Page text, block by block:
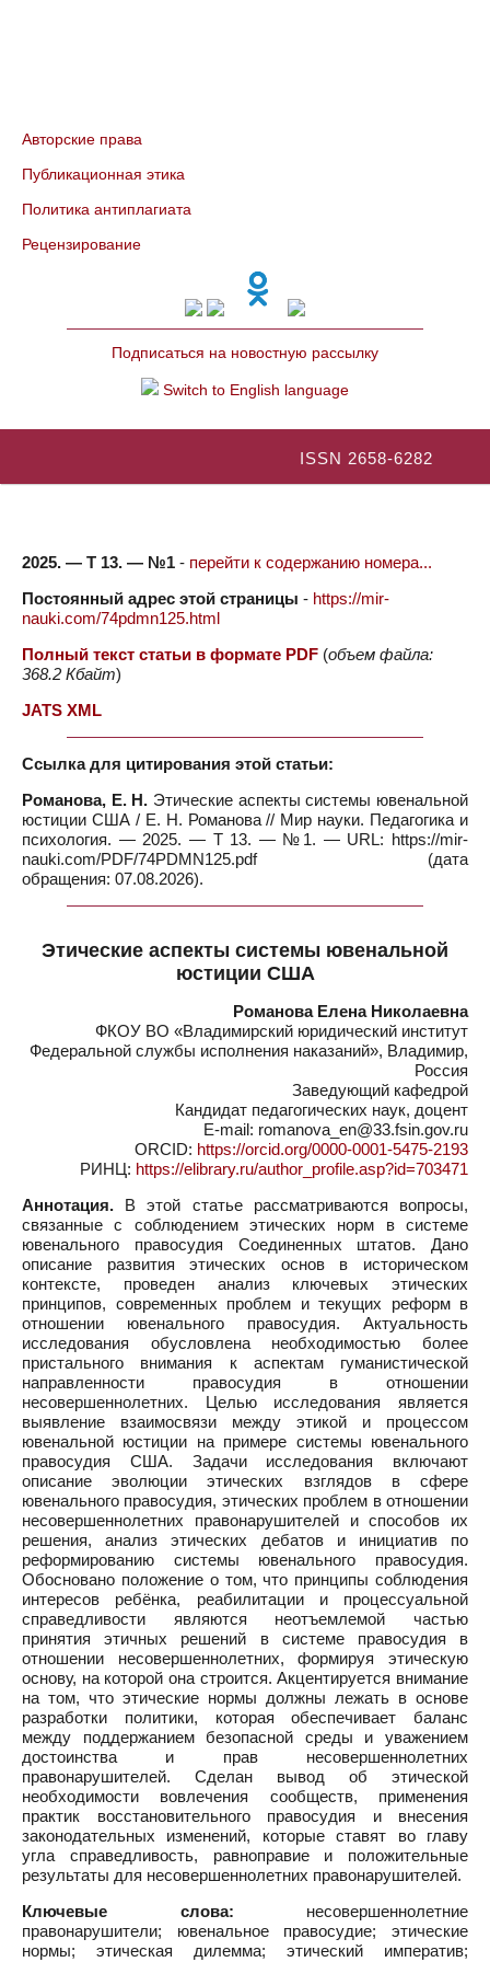
Авторские права
Публикационная этика
Политика антиплагиата
Рецензирование
Подписаться на новостную рассылку
Switch to English language
ISSN 2658-6282
2025. — Т 13. — №1 - перейти к содержанию номера...
Постоянный адрес этой страницы - https://mir-
nauki.com/74pdmn125.html
Полный текст статьи в формате PDF (объем файла:
368.2 Кбайт)
JATS XML
Ссылка для цитирования этой статьи:
Романова, Е. Н. Этические аспекты системы ювенальной
юстиции США / Е. Н. Романова // Мир науки. Педагогика и
психология. — 2025. — Т 13. — №1. — URL: https://mir-
nauki.com/PDF/74PDMN125.pdf (дата
обращения: 07.08.2026).
Этические аспекты системы ювенальной
юстиции США
Романова Елена Николаевна
ФКОУ ВО «Владимирский юридический институт
Федеральной службы исполнения наказаний», Владимир,
Россия
Заведующий кафедрой
Кандидат педагогических наук, доцент
E-mail: romanova_en@33.fsin.gov.ru
ORCID: https://orcid.org/0000-0001-5475-2193
РИНЦ: https://elibrary.ru/author_profile.asp?id=703471
Аннотация. В этой статье рассматриваются вопросы,
связанные с соблюдением этических норм в системе
ювенального правосудия Соединенных штатов. Дано
описание развития этических основ в историческом
контексте, проведен анализ ключевых этических
принципов, современных проблем и текущих реформ в
отношении ювенального правосудия. Актуальность
исследования обусловлена необходимостью более
пристального внимания к аспектам гуманистической
направленности правосудия в отношении
несовершеннолетних. Целью исследования является
выявление взаимосвязи между этикой и процессом
ювенальной юстиции на примере системы ювенального
правосудия США. Задачи исследования включают
описание эволюции этических взглядов в сфере
ювенального правосудия, этических проблем в отношении
несовершеннолетних правонарушителей и способов их
решения, анализ этических дебатов и инициатив по
реформированию системы ювенального правосудия.
Обосновано положение о том, что принципы соблюдения
интересов ребёнка, реабилитации и процессуальной
справедливости являются неотъемлемой частью
принятия этичных решений в системе правосудия в
отношении несовершеннолетних, формируя этическую
основу, на которой она строится. Акцентируется внимание
на том, что этические нормы должны лежать в основе
разработки политики, которая обеспечивает баланс
между поддержанием безопасной среды и уважением
достоинства и прав несовершеннолетних
правонарушителей. Сделан вывод об этической
необходимости вовлечения сообществ, применения
практик восстановительного правосудия и внесения
законодательных изменений, которые ставят во главу
угла справедливость, равноправие и положительные
результаты для несовершеннолетних правонарушителей.
Ключевые слова: несовершеннолетние
правонарушители; ювенальное правосудие; этические
нормы; этическая дилемма; этический императив;